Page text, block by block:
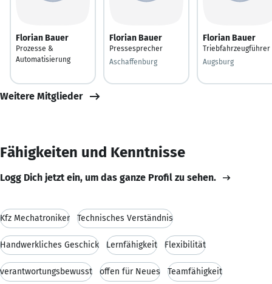
Florian Bauer
Prozesse &
Automatisierung
Florian Bauer
Pressesprecher
Aschaffenburg
Florian Bauer
Triebfahrzeugführer
Augsburg
Weitere Mitglieder
Fähigkeiten und Kenntnisse
Logg Dich jetzt ein, um das ganze Profil zu sehen.
Kfz Mechatroniker Technisches Verständnis
Handwerkliches Geschick Lernfähigkeit Flexibilität
verantwortungsbewusst offen für Neues Teamfähigkeit